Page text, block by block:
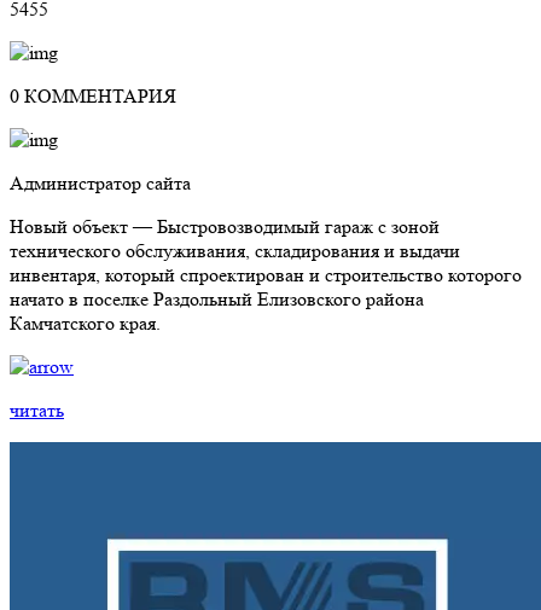
5455
0 КОММЕНТАРИЯ
Администратор сайта
Новый объект — Быстровозводимый гараж с зоной
технического обслуживания, складирования и выдачи
инвентаря, который спроектирован и строительство которого
начато в поселке Раздольный Елизовского района
Камчатского края.
читать